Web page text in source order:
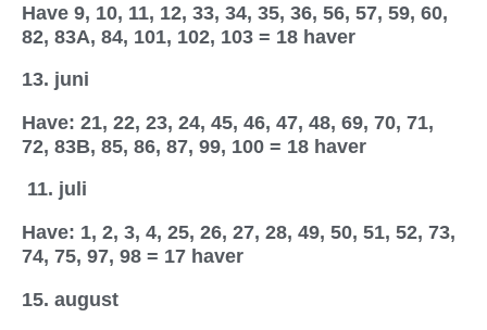
Have 9, 10, 11, 12, 33, 34, 35, 36, 56, 57, 59, 60,
82, 83A, 84, 101, 102, 103 = 18 haver
13. juni
Have: 21, 22, 23, 24, 45, 46, 47, 48, 69, 70, 71,
72, 83B, 85, 86, 87, 99, 100 = 18 haver
11. juli
Have: 1, 2, 3, 4, 25, 26, 27, 28, 49, 50, 51, 52, 73,
74, 75, 97, 98 = 17 haver
15. august